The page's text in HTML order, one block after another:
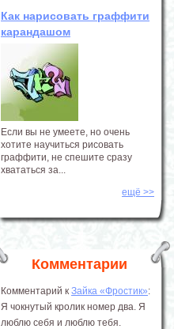
Как нарисовать граффити
карандашом
Если вы не умеете, но очень
хотите научиться рисовать
граффити, не спешите сразу
хвататься за...
ещё >>
Комментарии
Комментарий к Зайка «Фростик»:
Я чокнутый кролик номер два. Я
люблю себя и люблю тебя.